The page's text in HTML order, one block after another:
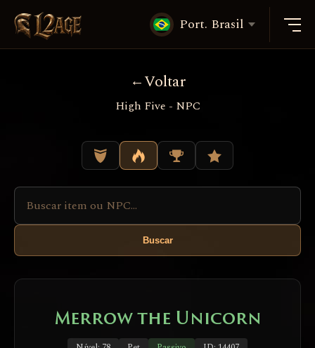
Port. Brasil
Voltar
High Five - NPC
Buscar
Merrow the Unicorn